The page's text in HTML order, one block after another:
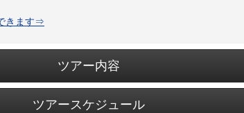
きます⇒
ツアー内容
ツアースケジュール